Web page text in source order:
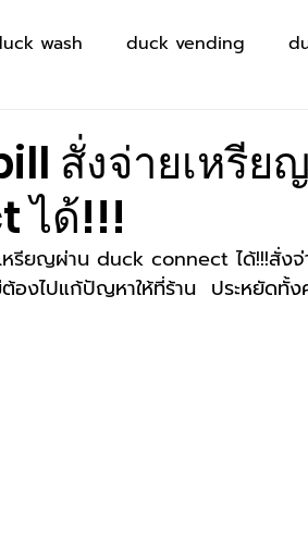
wash duck vending
สั่งจ่ายเหรีย
ได้!!!
รียญผ่าน duck connect ได้!!!สั่งจ่
องไปแก้ปัญหาให้ที่ร้าน  ประหยัดทั้